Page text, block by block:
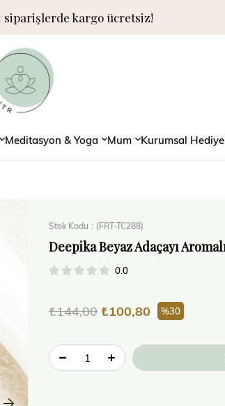
siparişlerde kargo ücretsiz!
Meditasyon & Yoga Mum Kurumsal
Stok Kodu (FRT-TC288)
Deepika Beyaz Adaçayı
0.0
₺144,00 ₺100,80 30